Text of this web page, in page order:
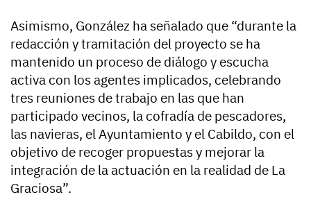
Asimismo, González ha señalado que “durante la
redacción y tramitación del proyecto se ha
mantenido un proceso de diálogo y escucha
activa con los agentes implicados, celebrando
tres reuniones de trabajo en las que han
participado vecinos, la cofradía de pescadores,
las navieras, el Ayuntamiento y el Cabildo, con el
objetivo de recoger propuestas y mejorar la
integración de la actuación en la realidad de La
Graciosa”.